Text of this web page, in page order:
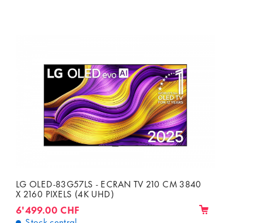
LG OLED-83G57LS - ECRAN TV 210 CM 3840
X 2160 PIXELS (4K UHD)
6'499.00 CHF